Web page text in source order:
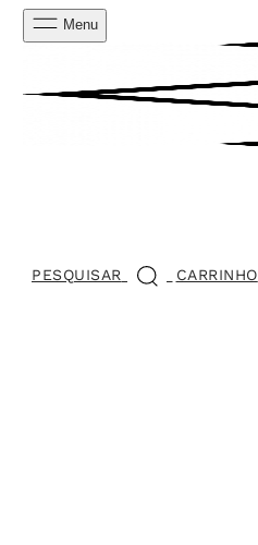
Menu
PESQUISAR CARRINHO